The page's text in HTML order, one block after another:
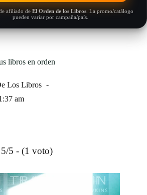
afiliado de El Orden de los Libros . La promo/catálogo
pueden variar por campaña/país.
libros en orden
Los Libros
am
5/5 - (1 voto)